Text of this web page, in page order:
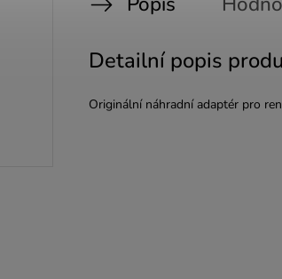
Detailní popis
Originální náhradní adaptér pro